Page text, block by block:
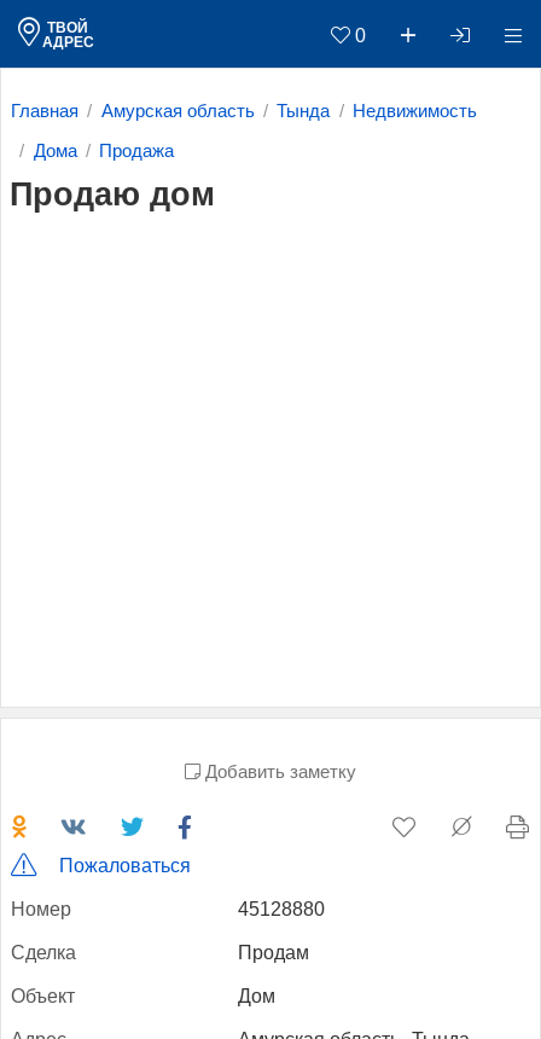
ТВОЙ
АДРЕС
0
Главная Амурская область Тында Недвижимость
Дома Продажа
Продаю дом
Добавить заметку
Пожаловаться
Но­мер 45128880
Сдел­ка Продам
Объ­ект Дом